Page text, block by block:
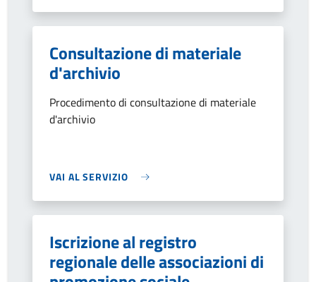
Consultazione di materiale
d'archivio
Procedimento di consultazione di materiale
d'archivio
VAI AL SERVIZIO
Iscrizione al registro
regionale delle associazioni di